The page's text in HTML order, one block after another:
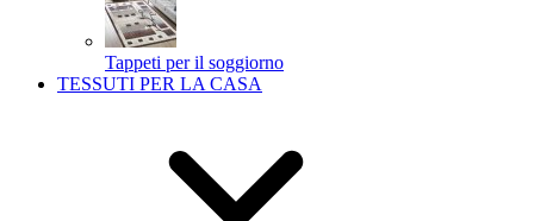
Tappeti per il soggiorno
TESSUTI PER LA CASA